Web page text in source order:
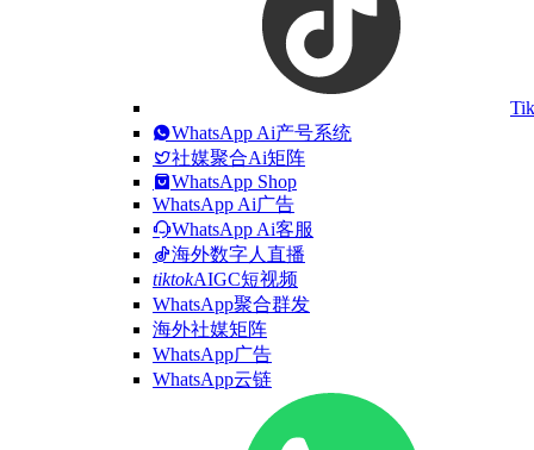
WhatsApp Ai产号系统
社媒聚合Ai矩阵
WhatsApp Shop
WhatsApp Ai广告
WhatsApp Ai客服
海外数字人直播
tiktokAIGC短视频
WhatsApp聚合群发
海外社媒矩阵
WhatsApp广告
WhatsApp云链